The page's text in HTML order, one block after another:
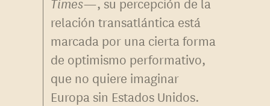
relación transatlántica está
marcada por una cierta forma
de optimismo performativo,
que no quiere imaginar
Europa sin Estados Unidos.